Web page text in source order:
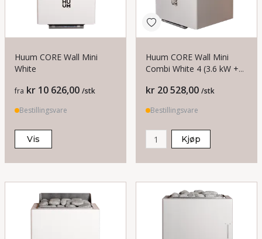
Huum CORE Wall Mini
White
Pris
fra kr 10 626,00 /stk
Bestillingsvare
Vis
Huum CORE Wall Mini
Combi White 4 (3.6 kW +
Pris
kr 20 528,00 /stk
Bestillingsvare
Kjøp